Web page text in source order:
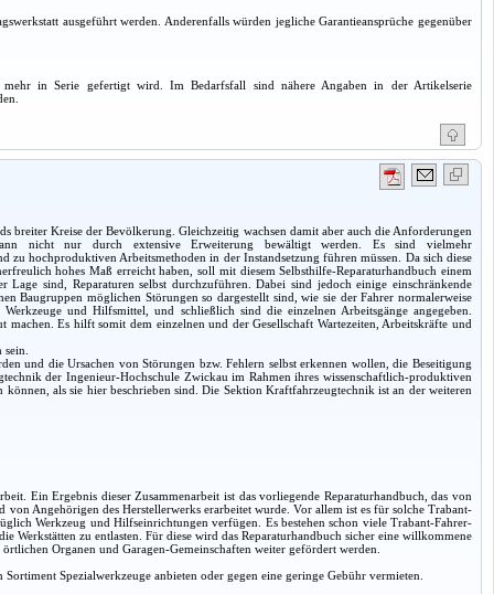
ausgeführt werden. Anderenfalls würden jegliche Garantieansprüche gegenüber
in Serie gefertigt wird. Im Bedarfsfall sind nähere Angaben in der Artikelserie
breiter Kreise der Bevölkerung. Gleichzeitig wachsen damit aber auch die Anforderungen
nicht nur durch extensive Erweiterung bewältigt werden. Es sind vielmehr
hochproduktiven Arbeitsmethoden in der Instandsetzung führen müssen. Da sich diese
hohes Maß erreicht haben, soll mit diesem Selbsthilfe-Reparaturhandbuch einem
sind, Reparaturen selbst durchzuführen. Dabei sind jedoch einige einschränkende
Baugruppen möglichen Störungen so dargestellt sind, wie sie der Fahrer normalerweise
und Hilfsmittel, und schließlich sind die einzelnen Arbeitsgänge angegeben.
Es hilft somit dem einzelnen und der Gesellschaft Wartezeiten, Arbeitskräfte und
und die Ursachen von Störungen bzw. Fehlern selbst erkennen wollen, die Beseitigung
der Ingenieur-Hochschule Zwickau im Rahmen ihres wissenschaftlich-produktiven
als sie hier beschrieben sind. Die Sektion Kraftfahrzeugtechnik ist an der weiteren
Ein Ergebnis dieser Zusammenarbeit ist das vorliegende Reparaturhandbuch, das von
Angehörigen des Herstellerwerks erarbeitet wurde. Vor allem ist es für solche Trabant-
Werkzeug und Hilfseinrichtungen verfügen. Es bestehen schon viele Trabant-Fahrer-
Werkstätten zu entlasten. Für diese wird das Reparaturhandbuch sicher eine willkommene
Organen und Garagen-Gemeinschaften weiter gefördert werden.
Spezialwerkzeuge anbieten oder gegen eine geringe Gebühr vermieten.